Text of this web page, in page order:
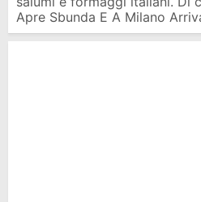
Apre Sbunda E A Milano